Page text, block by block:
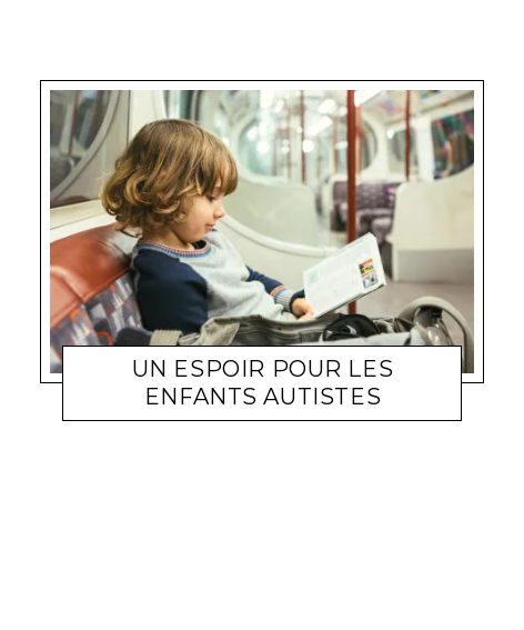
UN ESPOIR POUR LES
ENFANTS AUTISTES
FAMILLE KIDOU 3 MARS 2010